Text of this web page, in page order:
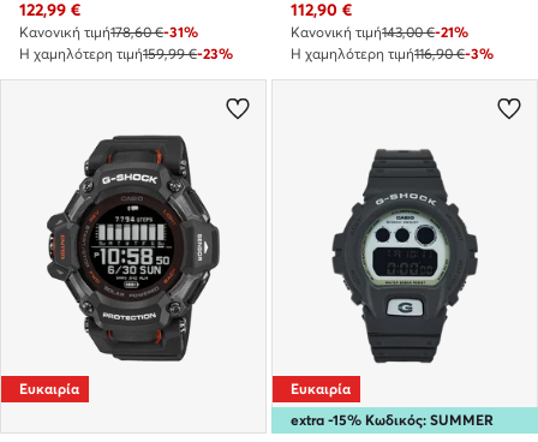
Τρέχουσα τιμή
122,99 €
Κανονική τιμή178,60 €-31%
Η χαμηλότερη τιμή159,99 €-23%
Τρέχουσα τιμή
112,90 €
Κανονική τιμή143,00 €-21%
Η χαμηλότερη τιμή116,90 €-3%
Ευκαιρία
extra -15% Κωδικός: SUMMER
Ευκαιρία